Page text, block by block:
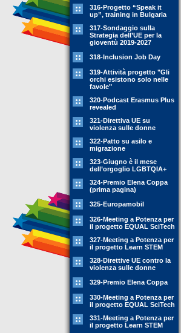
316-Progetto “Speak it
up”, training in Bulgaria
317-Sondaggio sulla
Strategia dell’UE per la
gioventù 2019-2027
318-Inclusion Job Day
319-Attività progetto "Gli
orchi esistono solo nelle
favole"
320-Podcast Erasmus Plus
revealed
321-Direttiva UE su
violenza sulle donne
322-Patto su asilo e
migrazione
323-Giugno è il mese
dell’orgoglio LGBTQIA+
324-Premio Elena Coppa
(prima pagina)
325-Europamobil
326-Meeting a Potenza per
il progetto EQUAL SciTech
327-Meeting a Potenza per
il progetto Learn STEM
328-Direttive UE contro la
violenza sulle donne
329-Premio Elena Coppa
330-Meeting a Potenza per
il progetto EQUAL SciTech
331-Meeting a Potenza per
il progetto Learn STEM